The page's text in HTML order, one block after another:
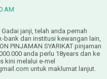
AM
janji, telah anda pernah
dan institusi kewangan lain,
PINJAMAN SYARIKAT pinjaman
anda perlu 18years dan ke
kini melalui e-mel
untuk maklumat lanjut.